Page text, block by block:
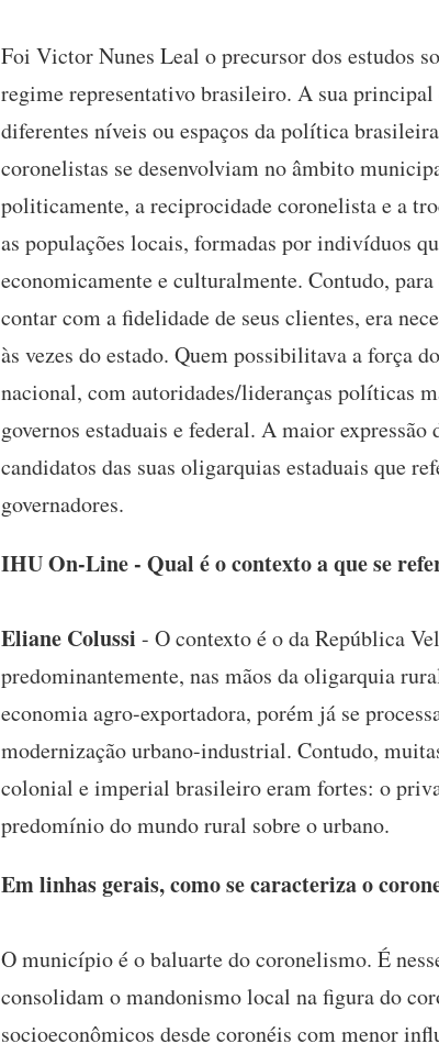
Foi Victor Nunes Leal o precursor dos estudos
regime representativo brasileiro. A sua
diferentes níveis ou espaços da política
coronelistas se desenvolviam no âmbito
politicamente, a reciprocidade coronelista e a
as populações locais, formadas por indivíduos
economicamente e culturalmente. Contudo,
contar com a fidelidade de seus clientes, era
às vezes do estado. Quem possibilitava a força
nacional, com autoridades/lideranças políticas
governos estaduais e federal. A maior
candidatos das suas oligarquias estaduais que
governadores.
IHU On-Line - Qual é o contexto a que se
Eliane Colussi - O contexto é o da República
predominantemente, nas mãos da oligarquia
economia agro-exportadora, porém já se
modernização urbano-industrial. Contudo,
colonial e imperial brasileiro eram fortes: o
predomínio do mundo rural sobre o urbano.
Em linhas gerais, como se caracteriza o
O município é o baluarte do coronelismo. É
consolidam o mandonismo local na figura do
socioeconômicos desde coronéis com menor